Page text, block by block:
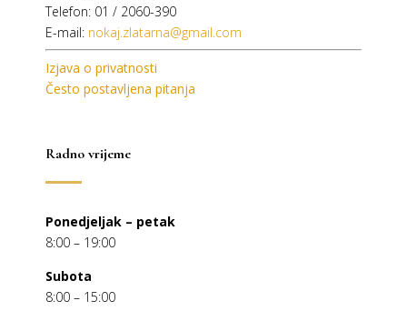
Telefon: 01 / 2060-390
E-mail: nokaj.zlatarna@gmail.com
Izjava o privatnosti
Često postavljena pitanja
Radno vrijeme
Ponedjeljak – petak
8:00 – 19:00
Subota
8:00 – 15:00